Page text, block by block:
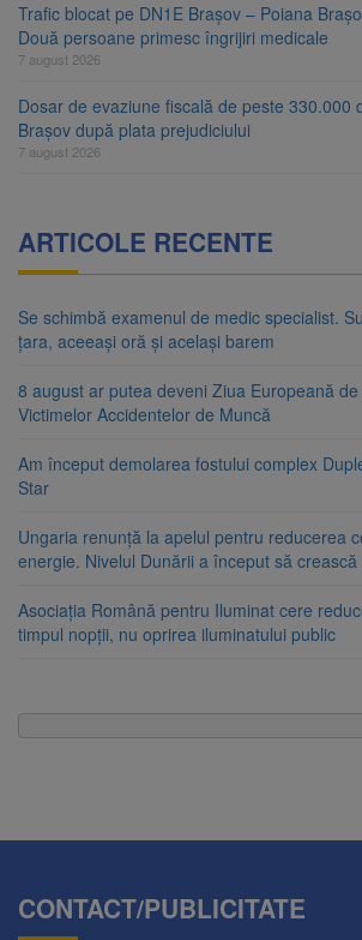
Trafic blocat pe DN1E Brașov – Poiana
Două persoane primesc îngrijiri medicale
7 august 2026
Dosar de evaziune fiscală de peste 330.000
Brașov după plata prejudiciului
7 august 2026
ARTICOLE RECENTE
Se schimbă examenul de medic specialist.
țara, aceeași oră și același barem
8 august ar putea deveni Ziua Europeană
Victimelor Accidentelor de Muncă
Am început demolarea fostului complex
Star
Ungaria renunță la apelul pentru reducerea
energie. Nivelul Dunării a început să crească
Asociația Română pentru Iluminat cere
timpul nopții, nu oprirea iluminatului public
CONTACT/PUBLICITATE